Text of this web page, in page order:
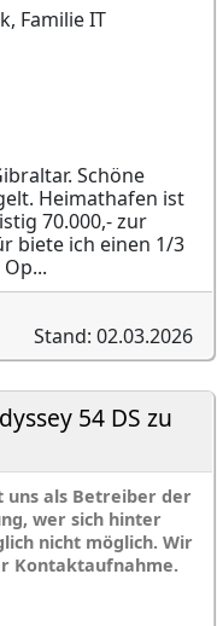
Familie IT
Schöne
Heimathafen ist
70.000,- zur
biete ich einen 1/3
Stand: 02.03.2026
54 DS zu
uns als Betreiber der
wer sich hinter
nicht möglich. Wir
Kontaktaufnahme.